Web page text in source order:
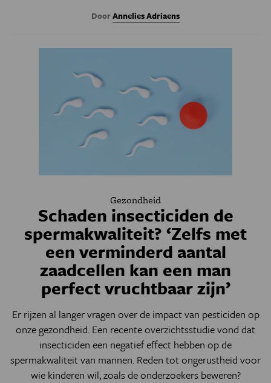
DoorAnnelies Adriaens
Gezondheid
Schaden insecticiden de
spermakwaliteit? ‘Zelfs met
een verminderd aantal
zaadcellen kan een man
perfect vruchtbaar zijn’
Er rijzen al langer vragen over de impact van pesticiden op
onze gezondheid. Een recente overzichtsstudie vond dat
insecticiden een negatief effect hebben op de
spermakwaliteit van mannen. Reden tot ongerustheid voor
wie kinderen wil, zoals de onderzoekers beweren?